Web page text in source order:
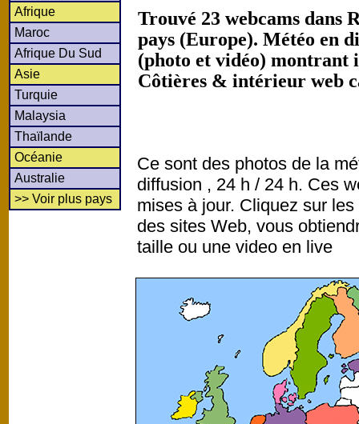
Afrique
Maroc
Afrique Du Sud
Asie
Turquie
Malaysia
Thaïlande
Océanie
Australie
>> Voir plus pays
Trouvé 23 webcams dans
pays (Europe). Météo en
(photo et vidéo) montrant
Côtières & intérieur web
Ce sont des photos de la
diffusion , 24 h / 24 h. Ces
mises à jour. Cliquez sur
des sites Web, vous
taille ou une video en live